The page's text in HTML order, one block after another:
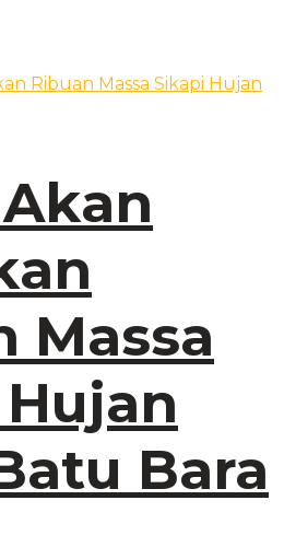
Massa
Bara